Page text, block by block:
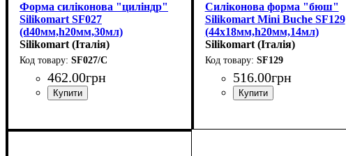
Форма силіконова "циліндр"
Silikomart SF027
(d40мм,h20мм,30мл)
Silikomart (Італія)
SF027/C
462.00грн
Силіконова форма "бюш"
Silikomart Mini Buche SF129
(44х18мм,h20мм,14мл)
Silikomart (Італія)
SF129
516.00грн